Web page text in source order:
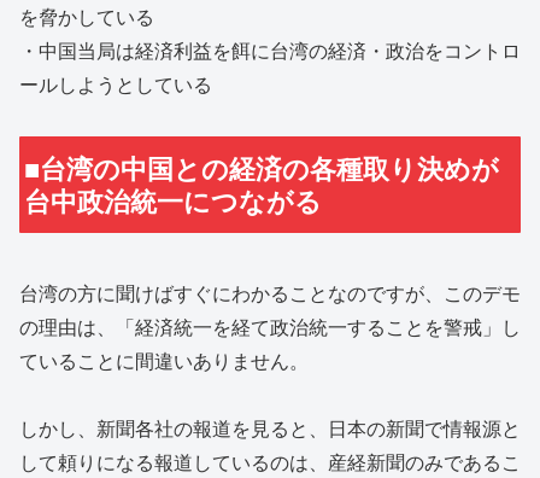
を脅かしている
・中国当局は経済利益を餌に台湾の経済・政治をコントロ
ールしようとしている
■台湾の中国との経済の各種取り決めが
台中政治統一につながる
台湾の方に聞けばすぐにわかることなのですが、このデモ
の理由は、「経済統一を経て政治統一することを警戒」し
ていることに間違いありません。
しかし、新聞各社の報道を見ると、日本の新聞で情報源と
して頼りになる報道しているのは、産経新聞のみであるこ